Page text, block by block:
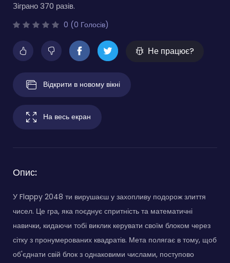
Зіграно 370 разів.
0 (0 Голосів)
Не працює?
Відкрити в новому вікні
На весь екран
Опис:
У Flappy 2048 ти вирушаєш у захопливу подорож злиття
чисел. Це гра, яка поєднує спритність та математичні
навички, кидаючи тобі виклик керувати своїм блоком через
сітку з пронумерованих квадратів. Мета полягає в тому, щоб
об'єднати свій блок з однаковими числами, поступово